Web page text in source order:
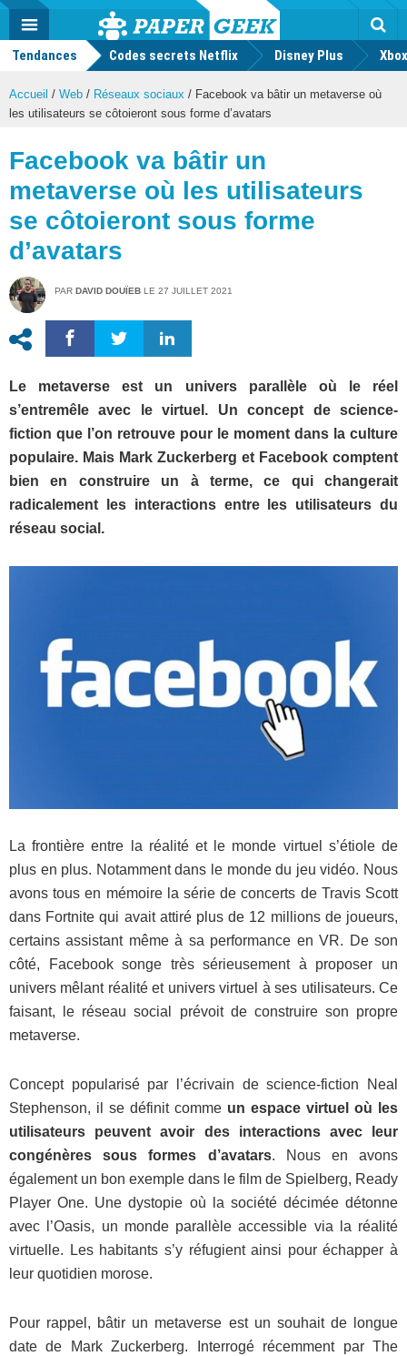
Actu
geek
MENU
Tendances Codes secrets Netflix Disney Plus
Accueil / Web / Réseaux sociaux / Facebook va bâtir un metaverse où
les utilisateurs se côtoieront sous forme d’avatars
Facebook va bâtir un
metaverse où les utilisateurs
se côtoieront sous forme
d’avatars
PAR DAVID DOUÏEB LE 27 JUILLET 2021
Le metaverse est un univers parallèle où le réel
s’entremêle avec le virtuel. Un concept de science-
fiction que l’on retrouve pour le moment dans la culture
populaire. Mais Mark Zuckerberg et Facebook comptent
bien en construire un à terme, ce qui changerait
radicalement les interactions entre les utilisateurs du
réseau social.
La frontière entre la réalité et le monde virtuel s’étiole de
plus en plus. Notamment dans le monde du jeu vidéo. Nous
avons tous en mémoire la série de concerts de Travis Scott
dans Fortnite qui avait attiré plus de 12 millions de joueurs,
certains assistant même à sa performance en VR. De son
côté, Facebook songe très sérieusement à proposer un
univers mêlant réalité et univers virtuel à ses utilisateurs. Ce
faisant, le réseau social prévoit de construire son propre
metaverse.
Concept popularisé par l’écrivain de science-fiction Neal
Stephenson, il se définit comme un espace virtuel où les
utilisateurs peuvent avoir des interactions avec leur
congénères sous formes d’avatars. Nous en avons
également un bon exemple dans le film de Spielberg, Ready
Player One. Une dystopie où la société décimée détonne
avec l’Oasis, un monde parallèle accessible via la réalité
virtuelle. Les habitants s’y réfugient ainsi pour échapper à
leur quotidien morose.
Pour rappel, bâtir un metaverse est un souhait de longue
date de Mark Zuckerberg. Interrogé récemment par The
Mode
FacebookTwitter Youtube